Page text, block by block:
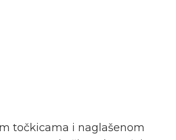
točkicama i naglašenom